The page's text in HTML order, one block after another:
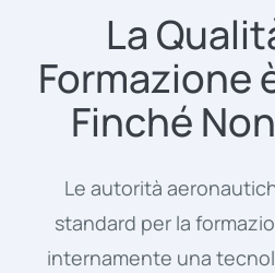
La
Formazione
Finché
Le autorità
standard per la
internamente una